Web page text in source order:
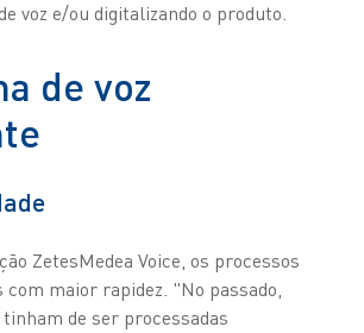
voz e/ou digitalizando o produto.
de voz
ZetesMedea Voice, os processos
com maior rapidez. "No passado,
de ser processadas